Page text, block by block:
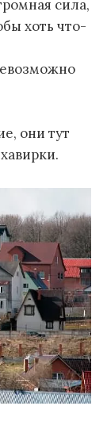
сила,
хоть что-
они тут